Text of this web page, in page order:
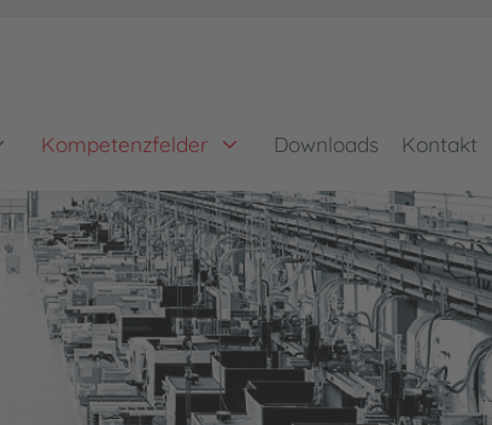
Kompetenzfelder Downloads Kontakt